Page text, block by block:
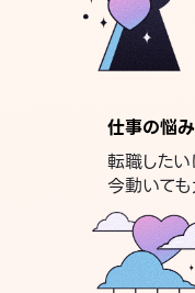
仕事の悩み
転職したい
今動いて